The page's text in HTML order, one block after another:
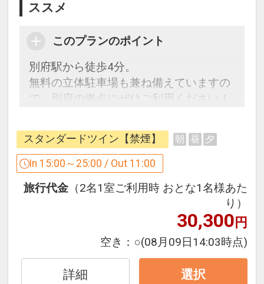
ススメ
このプランのポイント
別府駅から徒歩4分。
無料の立体駐車場も兼ね備えていますの
で、別府の拠点にぜひご利用ください！
■駐車場ご利用無料（300台収容可能）
※満車の際は、周辺のコインパーキング
■全室無線LAN（Wi-Fi）対応
◆お子様料金、添い寝につきまして◆
・添い寝は未就学児のお子様までとさせ
ていただいております
・幼児のお子様のお食事は別途料金を頂
スタンダードツイン【禁煙】 朝 昼 夕
In 15:00～25:00 / Out 11:00
旅行代金 （2名1室ご利用時 おとな1名様あた
り）
30,300円
空き： ○(08月09日14:03時点)
詳細 選択